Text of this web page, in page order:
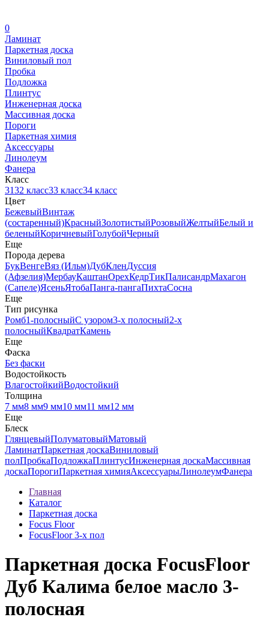
0
Ламинат
Паркетная доска
Виниловый пол
Пробка
Подложка
Плинтус
Инженерная доска
Массивная доска
Пороги
Паркетная химия
Аксессуары
Линолеум
Фанера
Класс
3132 класс33 класс34 класс
Цвет
БежевыйВинтаж
(состаренный)КрасныйЗолотистыйРозовыйЖелтыйБелый и
беленыйКоричневыйГолубойЧерный
Еще
Порода дерева
БукВенгеВяз (Ильм)ДубКленДуссия
(Афзелия)МербауКаштанОрехКедрТикПалисандрМахагон
(Сапеле)ЯсеньЯтобаПанга-пангаПихтаСосна
Еще
Тип рисунка
Ромб1-полосныйС узором3-х полосный2-х
полосныйКвадратКамень
Еще
Фаска
Без фаски
Водостойкость
ВлагостойкийВодостойкий
Толщина
7 мм8 мм9 мм10 мм11 мм12 мм
Еще
Блеск
ГлянцевыйПолуматовыйМатовый
ЛаминатПаркетная доскаВиниловый
полПробкаПодложкаПлинтусИнженерная доскаМассивная
доскаПорогиПаркетная химияАксессуарыЛинолеумФанера
Главная
Каталог
Паркетная доска
Focus Floor
FocusFloor 3-х пол
Паркетная доска FocusFloor
Дуб Калима белое масло 3-
полосная